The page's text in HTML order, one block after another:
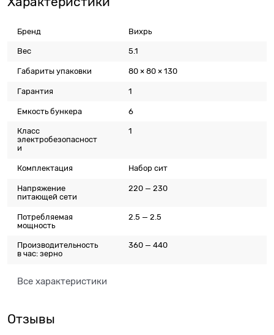
Бренд Вихрь
Вес 5.1
Габариты упаковки 80 × 80 × 130
Гарантия 1
Емкость бункера 6
Класс
электробезопасност
и
1
Комплектация Набор сит
Напряжение
питающей сети
220 — 230
Потребляемая
мощность
2.5 — 2.5
Производительность
в час: зерно
360 — 440
Все характеристики
Отзывы